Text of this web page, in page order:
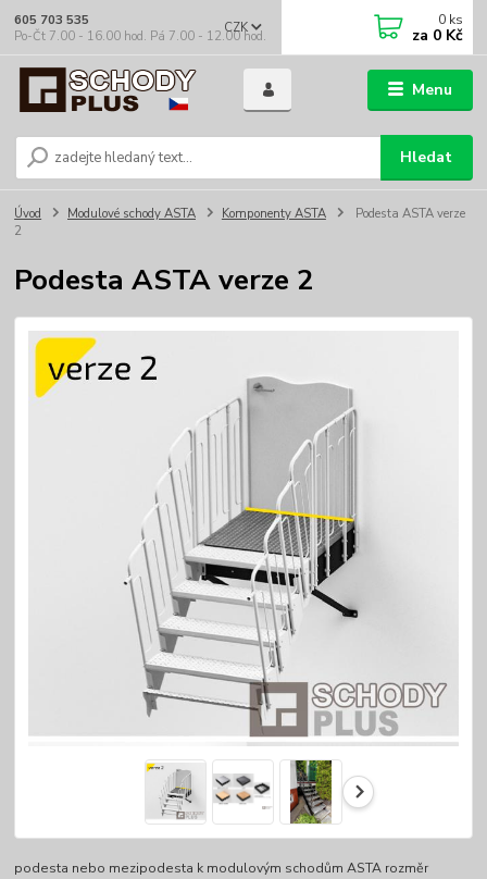
Menu
CZK
Hledat
605 703 535
Po-Čt 7.00 - 16.00 hod. Pá 7.00 - 12.00 hod.
0 ks
za 0 Kč
Úvod Modulové schody ASTA Komponenty ASTA
Podesta ASTA verze
2
Podesta ASTA verze 2
podesta nebo mezipodesta k modulovým schodům ASTA rozměr